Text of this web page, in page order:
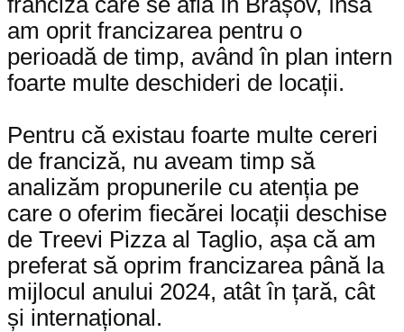
am oprit francizarea pentru o
perioadă de timp, având în plan intern
foarte multe deschideri de locații.
Pentru că existau foarte multe cereri
de franciză, nu aveam timp să
analizăm propunerile cu atenția pe
care o oferim fiecărei locații deschise
de Treevi Pizza al Taglio, așa că am
preferat să oprim francizarea până la
mijlocul anului 2024, atât în țară, cât
și internațional.